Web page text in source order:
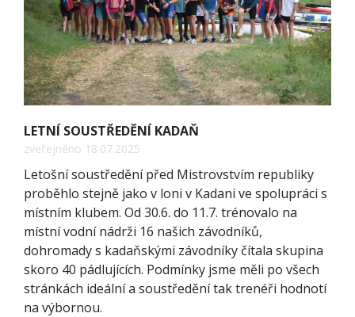
LETNÍ SOUSTŘEDĚNÍ KADAŇ
zveřejněno 18.07.2025
Letošní soustředění před Mistrovstvím republiky
proběhlo stejně jako v loni v Kadani ve spolupráci s
místním klubem. Od 30.6. do 11.7. trénovalo na
místní vodní nádrži 16 našich závodníků,
dohromady s kadaňskými závodníky čítala skupina
skoro 40 pádlujících. Podmínky jsme měli po všech
stránkách ideální a soustředění tak trenéři hodnotí
na výbornou.